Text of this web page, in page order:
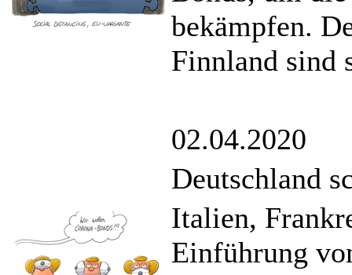
bekämpfen.
Finnland sind
02.04.2020
Deutschland
Italien,
Einführung